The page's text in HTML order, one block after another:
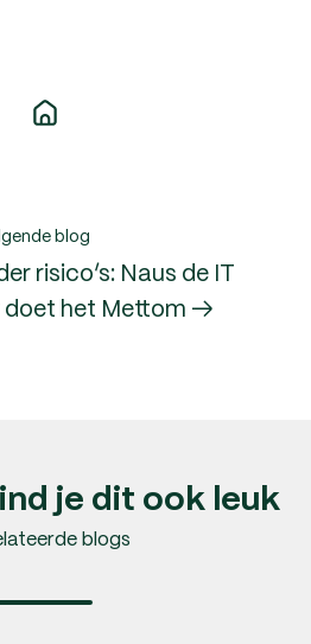
blog
risico’s: Naus de IT
doet het Mettom →
je dit ook leuk
blogs